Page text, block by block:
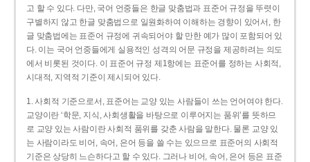
고 할 수 있다. 다만, 국어 언중들은 한글 맞춤법과 표준어 규정을 뚜렷이
구별하지 않고 한글 맞춤법으로 일원화하여 이해하는 경향이 있어서, 한
글 맞춤법에는 표준어 규정에 귀속되어야 할 만한 예가 많이 포함되어 있
다. 이는 국어 언중들에게 실용적인 성격의 어문 규정을 제공하려는 의도
에서 비롯된 것이다. 이 표준어 규정 제1항에는 표준어를 정하는 사회적,
시대적, 지역적 기준이 제시되어 있다.
1. 사회적 기준으로서, 표준어는 교양 있는 사람들이 쓰는 언어여야 한다.
교양이란 ‘학문, 지식, 사회생활을 바탕으로 이루어지는 품위’를 뜻하므
로 교양 있는 사람이란 사회적 품위를 갖춘 사람을 말한다. 물론 교양 있
는 사람이라도 비어, 속어, 은어 등을 쓸 수는 있으므로 표준어의 사회적
기준은 상당히 느슨하다고 할 수 있다. 그러나 비어, 속어, 은어 등은 표준